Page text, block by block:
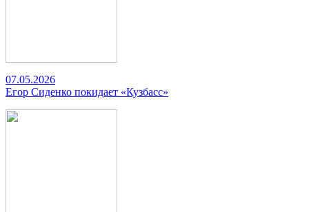
07.05.2026
Егор Сиденко покидает «Кузбасс»